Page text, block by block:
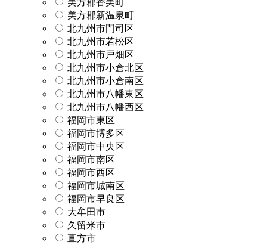
美方郡新温泉町
北九州市門司区
北九州市若松区
北九州市戸畑区
北九州市小倉北区
北九州市小倉南区
北九州市八幡東区
北九州市八幡西区
福岡市東区
福岡市博多区
福岡市中央区
福岡市南区
福岡市西区
福岡市城南区
福岡市早良区
大牟田市
久留米市
直方市